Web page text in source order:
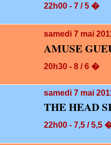
22h00 - 7 / 5 �
samedi 7 mai
AMUSE
20h30 - 8 / 6 �
samedi 7 mai
THE HEAD
22h00 - 7,5 / 5,5